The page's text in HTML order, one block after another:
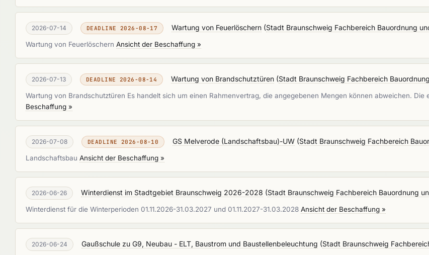
2026-07-14 DEADLINE 2026-08-17 Wartung von Feuerlöschern (Stadt Braunschweig Fachbereich Bauordnung
Wartung von Feuerlöschern Ansicht der Beschaffung »
2026-07-13 DEADLINE 2026-08-14 Wartung von Brandschutztüren (Stadt Braunschweig Fachbereich
Wartung von Brandschutztüren Es handelt sich um einen Rahmenvertrag, die angegebenen Mengen können abweichen.
Beschaffung »
2026-07-08 DEADLINE 2026-08-10 GS Melverode (Landschaftsbau)-UW (Stadt Braunschweig Fachbereich
Landschaftsbau Ansicht der Beschaffung »
2026-06-26 Winterdienst im Stadtgebiet Braunschweig 2026-2028 (Stadt Braunschweig Fachbereich Bauordnung
Winterdienst für die Winterperioden 01.11.2026-31.03.2027 und 01.11.2027-31.03.2028 Ansicht der Beschaffung »
2026-06-24 Gaußschule zu G9, Neubau - ELT, Baustrom und Baustellenbeleuchtung (Stadt Braunschweig